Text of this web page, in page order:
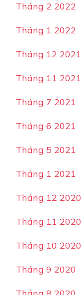
Tháng 2 2022
Tháng 1 2022
Tháng 12 2021
Tháng 11 2021
Tháng 7 2021
Tháng 6 2021
Tháng 5 2021
Tháng 1 2021
Tháng 12 2020
Tháng 11 2020
Tháng 10 2020
Tháng 9 2020